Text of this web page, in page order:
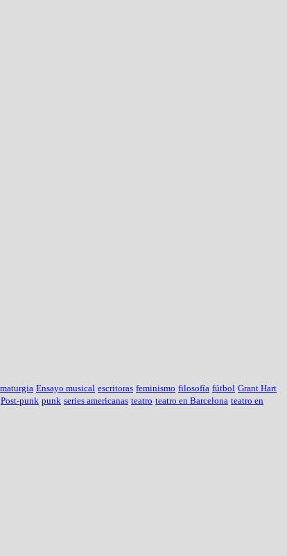
Ensayo musical escritoras feminismo filosofía fútbol Grant Hart
Post-punk punk series americanas teatro teatro en Barcelona teatro en